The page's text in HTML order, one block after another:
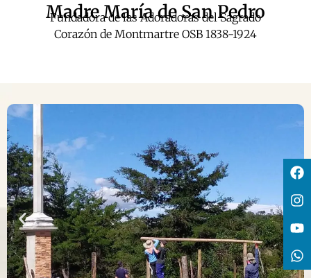
Madre María de San Pedro
Fundadora de las Adoradoras del Sagrado
Corazón de Montmartre OSB 1838-1924